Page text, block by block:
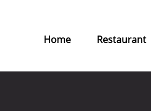
Home Restaurant